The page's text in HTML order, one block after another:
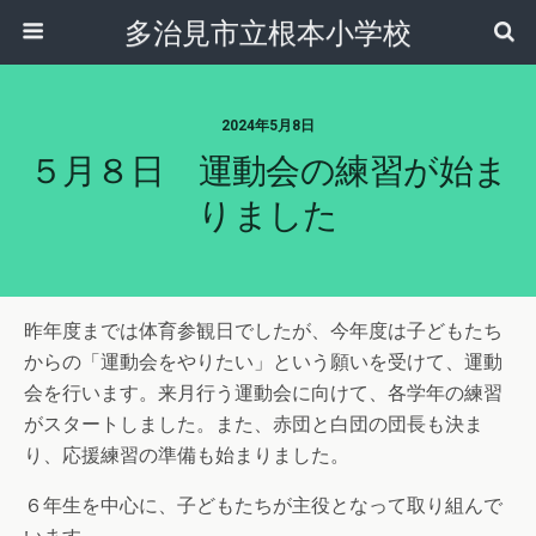
多治見市立根本小学校
2024年5月8日
５月８日 運動会の練習が始ま
りました
昨年度までは体育参観日でしたが、今年度は子どもたち
からの「運動会をやりたい」という願いを受けて、運動
会を行います。来月行う運動会に向けて、各学年の練習
がスタートしました。また、赤団と白団の団長も決ま
り、応援練習の準備も始まりました。
６年生を中心に、子どもたちが主役となって取り組んで